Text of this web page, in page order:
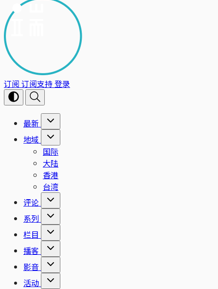
订阅 订阅支持登录
最新
地域
国际
大陆
香港
台湾
评论
系列
栏目
播客
影音
活动